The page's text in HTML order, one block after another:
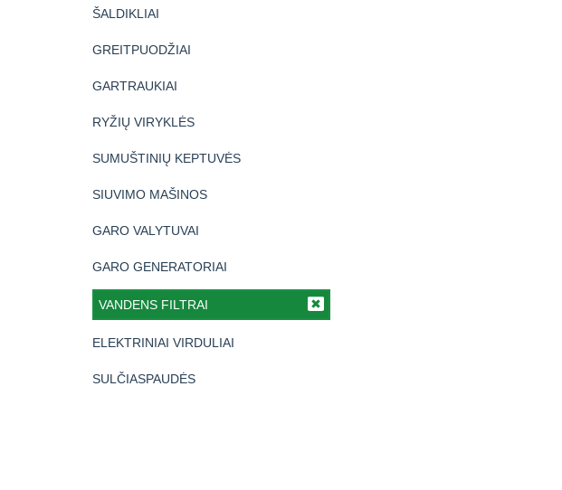
ŠALDIKLIAI
GREITPUODŽIAI
GARTRAUKIAI
RYŽIŲ VIRYKLĖS
SUMUŠTINIŲ KEPTUVĖS
SIUVIMO MAŠINOS
GARO VALYTUVAI
GARO GENERATORIAI
VANDENS FILTRAI
ELEKTRINIAI VIRDULIAI
SULČIASPAUDĖS